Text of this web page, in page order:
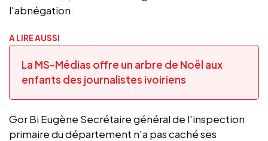
l'abnégation.
A LIRE AUSSI
La MS-Médias offre un arbre de Noël aux
enfants des journalistes ivoiriens
Gor Bi Eugène Secrétaire général de l'inspection
primaire du département n'a pas caché ses